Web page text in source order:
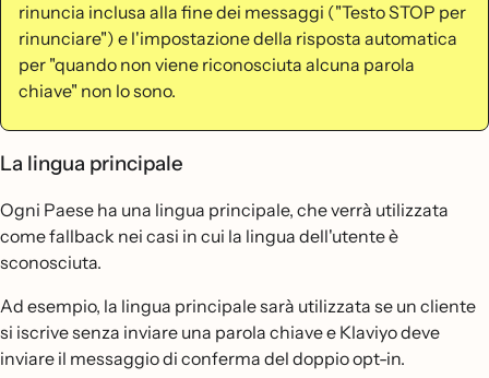
rinuncia inclusa alla fine dei messaggi ("Testo STOP per
rinunciare") e l'impostazione della risposta automatica
per "quando non viene riconosciuta alcuna parola
chiave" non lo sono.
La lingua principale
Ogni Paese ha una lingua principale, che verrà utilizzata
come fallback nei casi in cui la lingua dell'utente è
sconosciuta.
Ad esempio, la lingua principale sarà utilizzata se un cliente
si iscrive senza inviare una parola chiave e Klaviyo deve
inviare il messaggio di conferma del doppio opt-in.